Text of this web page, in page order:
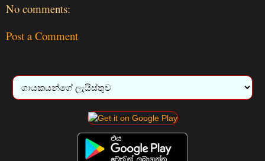
No comments:
Post a Comment